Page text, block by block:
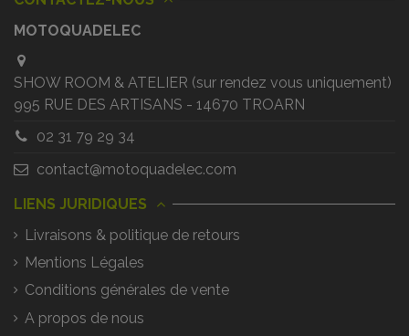
MOTOQUADELEC
SHOW ROOM & ATELIER (sur rendez vous uniquement)
995 RUE DES ARTISANS - 14670 TROARN
02 31 79 29 34
contact@motoquadelec.com
LIENS JURIDIQUES
Livraisons & politique de retours
Mentions Légales
Conditions générales de vente
A propos de nous